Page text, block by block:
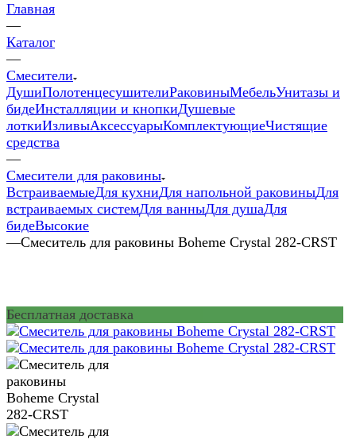
Главная
—
Каталог
—
Смесители
ДушиПолотенцесушителиРаковиныМебельУнитазы и
бидеИнсталляции и кнопкиДушевые
лоткиИзливыАксессуарыКомплектующиеЧистящие
средства
—
Смесители для раковины
ВстраиваемыеДля кухниДля напольной раковиныДля
встраиваемых системДля ванныДля душаДля
бидеВысокие
—Смеситель для раковины Boheme Crystal 282-CRST
Бесплатная доставка